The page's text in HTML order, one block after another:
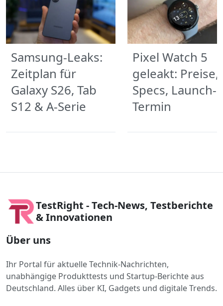
Samsung-Leaks:
Zeitplan für
Galaxy S26, Tab
S12 & A-Serie
Pixel Watch 5
geleakt: Preise,
Specs, Launch-
Termin
TestRight - Tech-News, Testberichte
& Innovationen
Über uns
Ihr Portal für aktuelle Technik-Nachrichten,
unabhängige Produkttests und Startup-Berichte aus
Deutschland. Alles über KI, Gadgets und digitale Trends.